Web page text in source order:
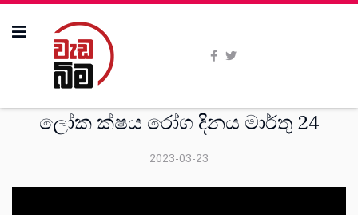
ලෝක ක්ෂය රෝග දිනය මාර්තු 24
2023-03-23